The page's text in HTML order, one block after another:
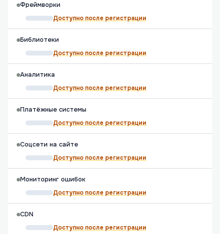
Фреймворки
Доступно после регистрации
Библиотеки
Доступно после регистрации
Аналитика
Доступно после регистрации
Платёжные системы
Доступно после регистрации
Соцсети на сайте
Доступно после регистрации
Мониторинг ошибок
Доступно после регистрации
CDN
Доступно после регистрации